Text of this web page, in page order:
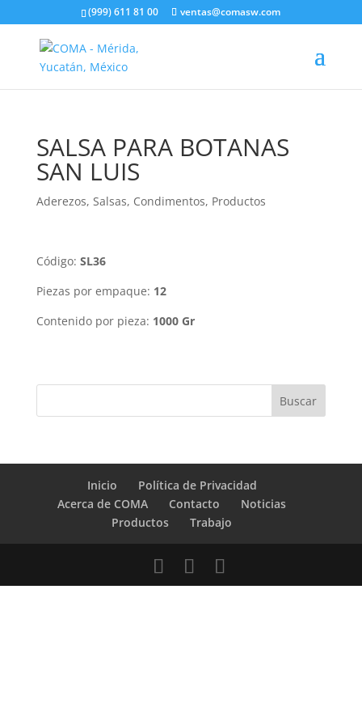
(999) 611 81 00 ventas@comasw.com
SALSA PARA BOTANAS
SAN LUIS
Aderezos, Salsas, Condimentos, Productos
Código: SL36
Piezas por empaque: 12
Contenido por pieza: 1000 Gr
Inicio
Política de Privacidad
Acerca de COMA
Contacto
Noticias
Productos
Trabajo